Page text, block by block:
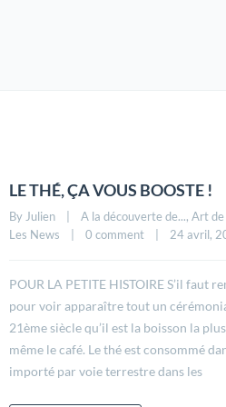
LE THÉ, ÇA VOUS BOOSTE !
By Julien A la découverte de..., Art
Les News
0 comment 24 avril,
POUR LA PETITE HISTOIRE S’il faut
pour voir apparaître tout un
21ème siècle qu’il est la boisson la
même le café. Le thé est consommé
importé par voie terrestre dans les